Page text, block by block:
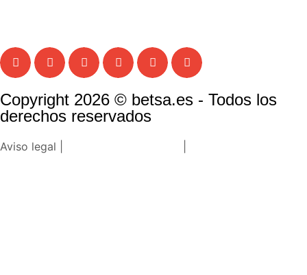
Copyright 2026 © betsa.es - Todos los
derechos reservados
Aviso legal |